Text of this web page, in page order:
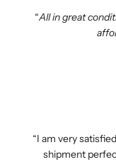
All in great
I am very
shipment